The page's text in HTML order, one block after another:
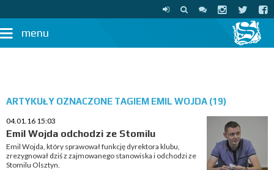
menu
ARTYKUŁY OZNACZONE TAGIEM EMIL WOJDA (19)
04.01.16 15:03
Emil Wojda odchodzi ze Stomilu
Emil Wojda, który sprawował funkcję dyrektora klubu,
zrezygnował dziś z zajmowanego stanowiska i odchodzi ze
Stomilu Olsztyn.